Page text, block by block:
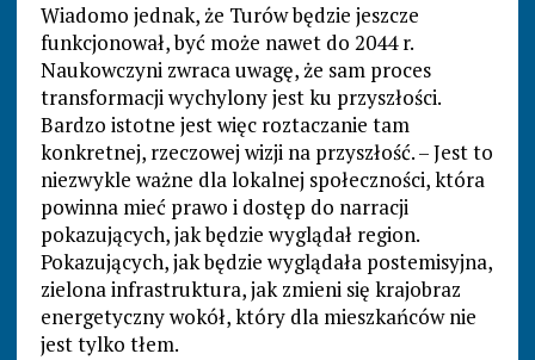
Wiadomo jednak, że Turów będzie jeszcze
funkcjonował, być może nawet do 2044 r.
Naukowczyni zwraca uwagę, że sam proces
transformacji wychylony jest ku przyszłości.
Bardzo istotne jest więc roztaczanie tam
konkretnej, rzeczowej wizji na przyszłość. – Jest to
niezwykle ważne dla lokalnej społeczności, która
powinna mieć prawo i dostęp do narracji
pokazujących, jak będzie wyglądał region.
Pokazujących, jak będzie wyglądała postemisyjna,
zielona infrastruktura, jak zmieni się krajobraz
energetyczny wokół, który dla mieszkańców nie
jest tylko tłem.